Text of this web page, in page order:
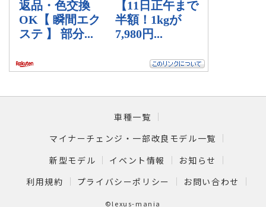
車種一覧
マイナーチェンジ・一部改良モデル一覧
新型モデル
イベント情報
お知らせ
利用規約
プライバシーポリシー お問い合わせ
©lexus-mania